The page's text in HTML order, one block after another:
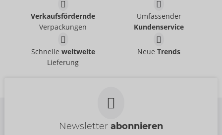
05049550000
219,00 €
Aria Bondage
Liberator
50080850000
749,00 €
Aria Bondage Plus Size
Liberator
Verkaufsfördernde
Verpackungen
Umfassender
Kundenservice
Schnelle weltweite
Lieferung
NeueTrends
Newsletter abonnieren